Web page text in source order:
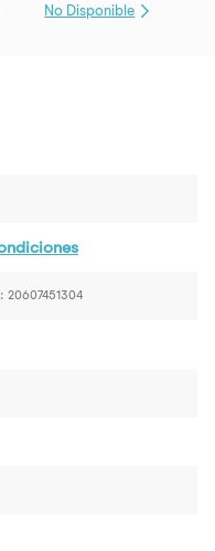
No Disponible
20607451304